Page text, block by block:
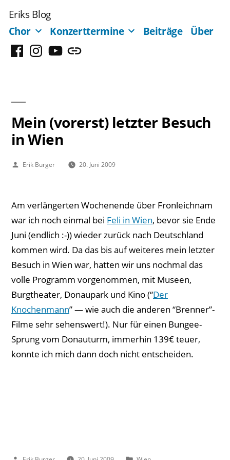
Inhalt
springen
Eriks Blog
Chor
Konzerttermine Beiträge Über
FacebookInstagram
YouTubeMastodon
Mein (vorerst) letzter Besuch
in Wien
Veröffentlicht
Erik Burger 20. Juni 2009
Am verlängerten Wochenende über Fronleichnam
war ich noch einmal bei Feli in Wien, bevor sie Ende
Juni (endlich :-)) wieder zurück nach Deutschland
kommen wird. Da das bis auf weiteres mein letzter
Besuch in Wien war, hatten wir uns nochmal das
volle Programm vorgenommen, mit Museen,
Burgtheater, Donaupark und Kino (“Der
Knochenmann” — wie auch die anderen “Brenner”-
Filme sehr sehenswert!). Nur für einen Bungee-
Sprung vom Donauturm, immerhin 139€ teuer,
konnte ich mich dann doch nicht entscheiden.
Veröffentlicht Veröffentlicht